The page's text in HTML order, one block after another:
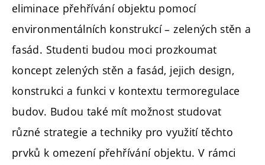
eliminace přehřívání objektu pomocí
environmentálních konstrukcí – zelených stěn a
fasád. Studenti budou moci prozkoumat
koncept zelených stěn a fasád, jejich design,
konstrukci a funkci v kontextu termoregulace
budov. Budou také mít možnost studovat
různé strategie a techniky pro využití těchto
prvků k omezení přehřívání objektu. V rámci